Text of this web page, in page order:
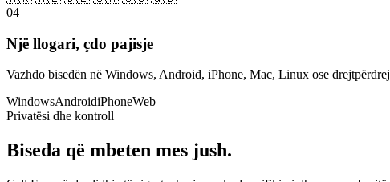
04
Një llogari, çdo pajisje
Vazhdo bisedën në Windows, Android, iPhone, Mac, Linux ose
WindowsAndroidiPhoneWeb
Privatësi dhe kontroll
Biseda që mbeten mes jush.